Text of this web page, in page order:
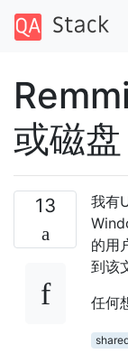
或磁盘
13
我有
的用
到该
任何